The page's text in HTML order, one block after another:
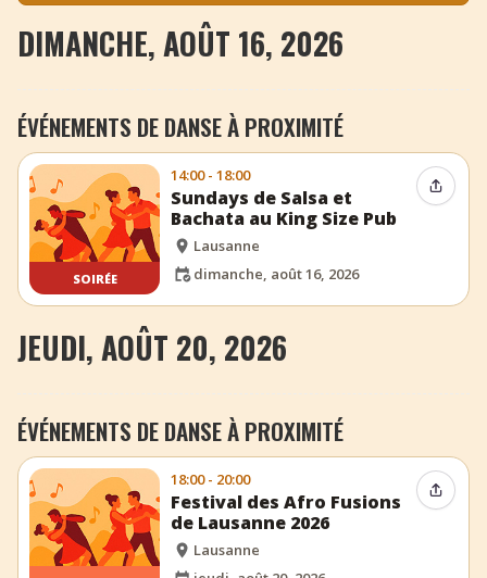
DIMANCHE, AOÛT 16, 2026
ÉVÉNEMENTS DE DANSE À PROXIMITÉ
SOIRÉE
14:00 - 18:00
Sundays de Salsa et
Bachata au King Size Pub
Lausanne
dimanche, août 16, 2026
JEUDI, AOÛT 20, 2026
ÉVÉNEMENTS DE DANSE À PROXIMITÉ
18:00 - 20:00
Festival des Afro Fusions
de Lausanne 2026
Lausanne